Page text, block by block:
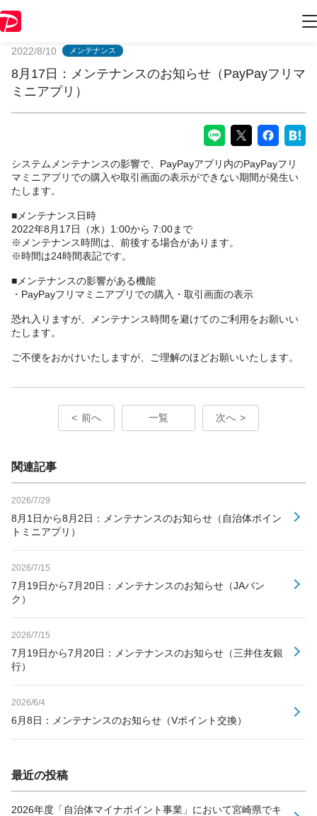
2022/8/10 メンテナンス
8月17日：メンテナンスのお知らせ（PayPayフリマ
ミニアプリ）
システムメンテナンスの影響で、PayPayアプリ内のPayPayフリ
マミニアプリでの購入や取引画面の表示ができない期間が発生い
たします。
■メンテナンス日時
2022年8月17日（水）1:00から 7:00まで
※メンテナンス時間は、前後する場合があります。
※時間は24時間表記です。
■メンテナンスの影響がある機能
・PayPayフリマミニアプリでの購入・取引画面の表示
恐れ入りますが、メンテナンス時間を避けてのご利用をお願いい
たします。
ご不便をおかけいたしますが、ご理解のほどお願いいたします。
前へ 一覧 次へ
関連記事
2026/7/29
8月1日から8月2日：メンテナンスのお知らせ（自治体ポイン
トミニアプリ）
2026/7/15
7月19日から7月20日：メンテナンスのお知らせ（JAバン
ク）
2026/7/15
7月19日から7月20日：メンテナンスのお知らせ（三井住友銀
行）
2026/6/4
6月8日：メンテナンスのお知らせ（Vポイント交換）
最近の投稿
2026年度「自治体マイナポイント事業」において宮崎県でキ